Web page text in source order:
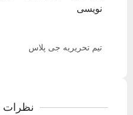
نویسی
تیم تحریریه جی پلاس
نظرات